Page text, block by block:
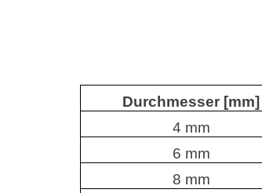
Durchmesser [mm]
4 mm
6 mm
8 mm